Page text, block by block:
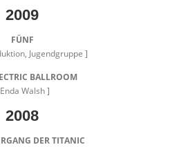
2009
FÜNF
Jugendgruppe ]
BALLROOM
Walsh ]
2008
DER TITANIC